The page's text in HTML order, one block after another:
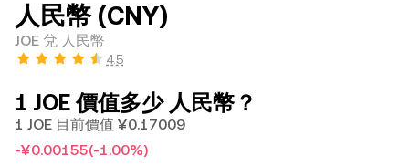
人民幣 (CNY)
JOE 兌 人民幣
4.5
1 JOE 價值多少 人民幣？
1 JOE 目前價值 ¥0.17009
-¥0.00155(-1.00%)